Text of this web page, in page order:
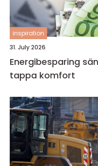
inspiration
31. July 2026
Energibesparing sänk kostnaderna utan att
tappa komfort